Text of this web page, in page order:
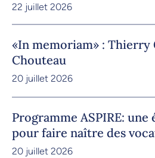
22 juillet 2026
«In memoriam» : Thierry
Chouteau
20 juillet 2026
Programme ASPIRE:
pour faire naître des
20 juillet 2026